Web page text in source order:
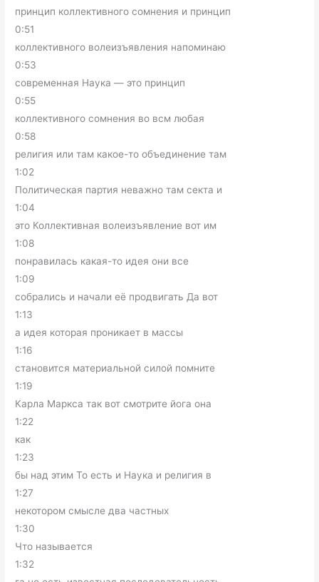
принцип коллективного сомнения и принцип
0:51
коллективного волеизъявления напоминаю
0:53
современная Наука — это принцип
0:55
коллективного сомнения во всм любая
0:58
религия или там какое-то объединение там
1:02
Политическая партия неважно там секта и
1:04
это Коллективная волеизъявление вот им
1:08
понравилась какая-то идея они все
1:09
собрались и начали её продвигать Да вот
1:13
а идея которая проникает в массы
1:16
становится материальной силой помните
1:19
Карла Маркса так вот смотрите йога она
1:22
как
1:23
бы над этим То есть и Наука и религия в
1:27
некотором смысле два частных
1:30
Что называется
1:32